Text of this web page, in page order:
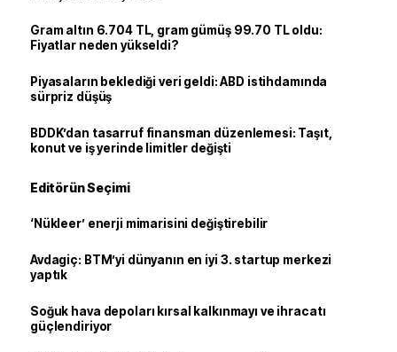
Gram altın 6.704 TL, gram gümüş 99.70 TL oldu:
Fiyatlar neden yükseldi?
Piyasaların beklediği veri geldi: ABD istihdamında
sürpriz düşüş
BDDK’dan tasarruf finansman düzenlemesi: Taşıt,
konut ve iş yerinde limitler değişti
Editörün Seçimi
‘Nükleer’ enerji mimarisini değiştirebilir
Avdagiç: BTM’yi dünyanın en iyi 3. startup merkezi
yaptık
Soğuk hava depoları kırsal kalkınmayı ve ihracatı
güçlendiriyor